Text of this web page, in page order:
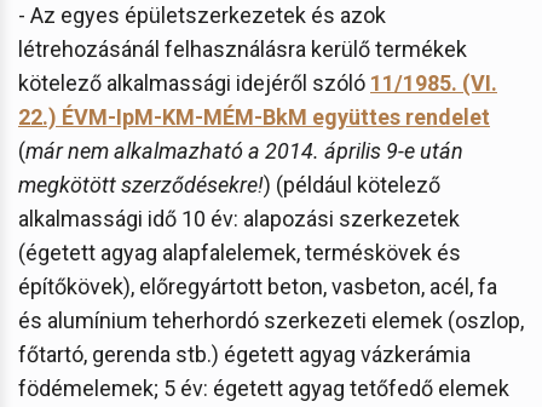
- Az egyes épületszerkezetek és azok
létrehozásánál felhasználásra kerülő termékek
kötelező alkalmassági idejéről szóló 11/1985. (VI.
22.) ÉVM-IpM-KM-MÉM-BkM együttes rendelet
(már nem alkalmazható a 2014. április 9-e után
megkötött szerződésekre!) (például kötelező
alkalmassági idő 10 év: alapozási szerkezetek
(égetett agyag alapfalelemek, terméskövek és
építőkövek), előregyártott beton, vasbeton, acél, fa
és alumínium teherhordó szerkezeti elemek (oszlop,
főtartó, gerenda stb.) égetett agyag vázkerámia
födémelemek; 5 év: égetett agyag tetőfedő elemek